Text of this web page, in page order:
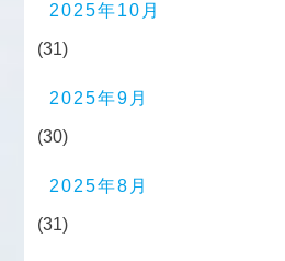
2025年10月
(31)
2025年9月
(30)
2025年8月
(31)